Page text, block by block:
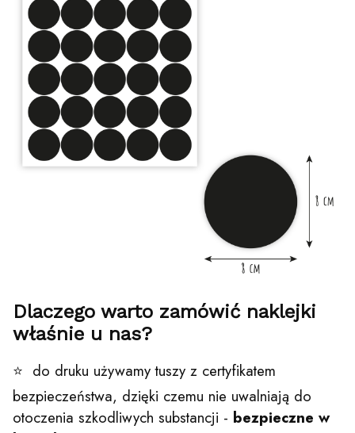
Dlaczego warto zamówić naklejki
właśnie u nas?
⭐ do druku używamy tuszy z certyfikatem
bezpieczeństwa, dzięki czemu nie uwalniają do
otoczenia szkodliwych substancji - bezpieczne w